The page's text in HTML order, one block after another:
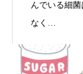
んでいる細
なく…